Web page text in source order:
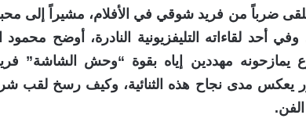
ضرباً من فريد شوقي في الأفلام، مشيراً إلى محبة
وفي أحد لقاءاته التليفزيونية النادرة، أوضح
يمازحونه مهددين إياه بقوة “وحش الشاشة”
يعكس مدى نجاح هذه الثنائية، وكيف رسخ لقب